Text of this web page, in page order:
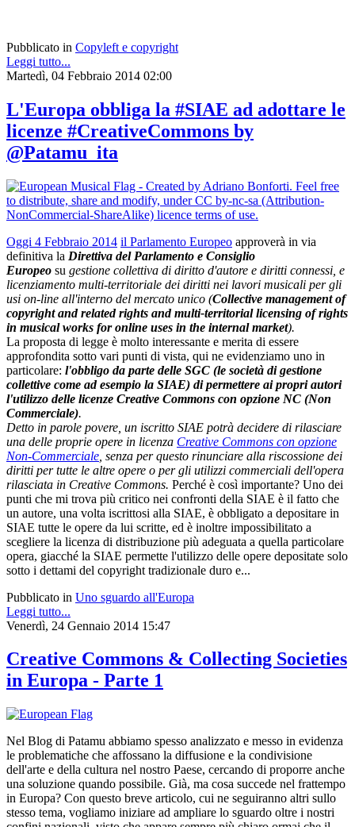
Pubblicato in Copyleft e copyright
Leggi tutto...
Martedì, 04 Febbraio 2014 02:00
L'Europa obbliga la #SIAE ad adottare le
licenze #CreativeCommons by
@Patamu_ita
Oggi 4 Febbraio 2014 il Parlamento Europeo approverà in via
definitiva la Direttiva del Parlamento e Consiglio
Europeo su gestione collettiva di diritto d'autore e diritti connessi, e
licenziamento multi-territoriale dei diritti nei lavori musicali per gli
usi on-line all'interno del mercato unico (Collective management of
copyright and related rights and multi-territorial licensing of rights
in musical works for online uses in the internal market).
La proposta di legge è molto interessante e merita di essere
approfondita sotto vari punti di vista, qui ne evidenziamo uno in
particolare: l'obbligo da parte delle SGC (le società di gestione
collettive come ad esempio la SIAE) di permettere ai propri autori
l'utilizzo delle licenze Creative Commons con opzione NC (Non
Commerciale).
Detto in parole povere, un iscritto SIAE potrà decidere di rilasciare
una delle proprie opere in licenza Creative Commons con opzione
Non-Commerciale , senza per questo rinunciare alla riscossione dei
diritti per tutte le altre opere o per gli utilizzi commerciali dell'opera
rilasciata in Creative Commons. Perché è così importante? Uno dei
punti che mi trova più critico nei confronti della SIAE è il fatto che
un autore, una volta iscrittosi alla SIAE, è obbligato a depositare in
SIAE tutte le opere da lui scritte, ed è inoltre impossibilitato a
scegliere la licenza di distribuzione più adeguata a quella particolare
opera, giacché la SIAE permette l'utilizzo delle opere depositate solo
sotto i dettami del copyright tradizionale duro e...
Pubblicato in Uno sguardo all'Europa
Leggi tutto...
Venerdì, 24 Gennaio 2014 15:47
Creative Commons & Collecting Societies
in Europa - Parte 1
Nel Blog di Patamu abbiamo spesso analizzato e messo in evidenza
le problematiche che affossano la diffusione e la condivisione
dell'arte e della cultura nel nostro Paese, cercando di proporre anche
una soluzione quando possibile. Già, ma cosa succede nel frattempo
in Europa? Con questo breve articolo, cui ne seguiranno altri sullo
stesso tema, vogliamo iniziare ad ampliare lo sguardo oltre i nostri